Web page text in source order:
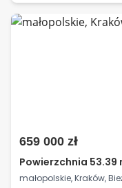
659 000 zł
Powierzchnia 53.39
małopolskie, Kraków,